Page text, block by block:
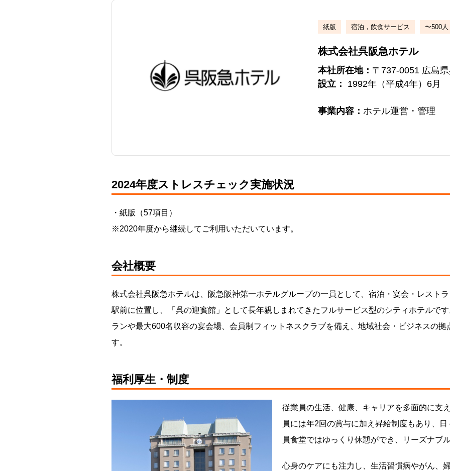
紙版 宿泊，飲食サービス 〜500人
株式会社呉阪急ホテル
本社所在地： 〒737-0051 広島
設立： 1992年（平成4年）6月
事業内容： ホテル運営・管理
2024年度ストレスチェック実施状況
・紙版（57項目）
※2020年度から継続してご利用いただいています。
会社概要
株式会社呉阪急ホテルは、阪急阪神第一ホテルグループの一員として、宿泊・宴会・レスト
駅前に位置し、「呉の迎賓館」として長年親しまれてきたフルサービス型のシティホテルで
ランや最大600名収容の宴会場、会員制フィットネスクラブを備え、地域社会・ビジネスの
す。
福利厚生・制度
従業員の生活、健康、キャリアを多面的に支
員には年2回の賞与に加え昇給制度もあり、
員食堂ではゆっくり休憩ができ、リーズナブ
心身のケアにも注力し、生活習慣病やがん、